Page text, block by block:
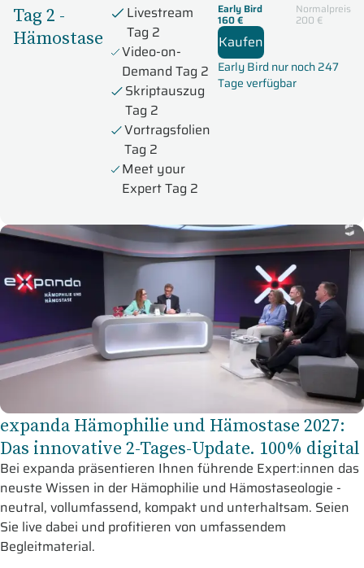
Tag 2 -
Hämostase
Livestream
Tag 2
Video-on-
Demand Tag 2
Skriptauszug
Tag 2
Vortragsfolien
Tag 2
Meet your
Expert Tag 2
Early Bird
160 €
Normalpreis
200 €
Kaufen
Early Bird nur noch 247
Tage verfügbar
expanda Hämophilie und Hämostase 2027:
Das innovative 2-Tages-Update. 100% digital
Bei expanda präsentieren Ihnen führende Expert:innen das
neuste Wissen in der Hämophilie und Hämostaseologie -
neutral, vollumfassend, kompakt und unterhaltsam. Seien
Sie live dabei und profitieren von umfassendem
Begleitmaterial.